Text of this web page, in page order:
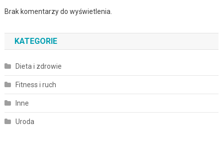
Brak komentarzy do wyświetlenia.
KATEGORIE
Dieta i zdrowie
Fitness i ruch
Inne
Uroda